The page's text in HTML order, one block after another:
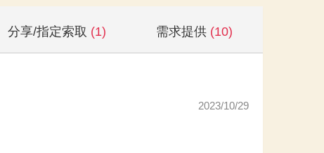
分享/指定索取 (1) 需求提供 (10)
2023/10/29